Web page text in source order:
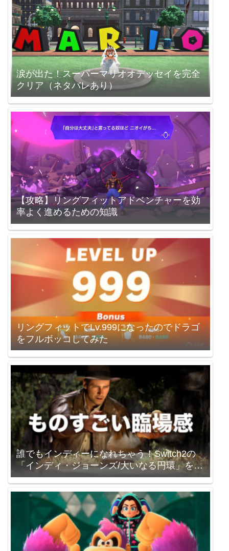
涙が出た！スーパーマリオオデッセイを完全
クリア（ネタバレあり）
【攻略】リングフィットアドベンチャーを効
率よく進めるための知識
リングフィットでLv.999になったのでドラゴ
をフルボッコしてみた
誰でもインディーになれちゃう！Switch2の
「インディ・ジョーンズ/大いなる円環」を買
いました。